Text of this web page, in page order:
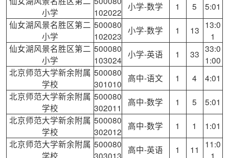
小学
102022
小学-数学 1 5
5:01
仙女湖风景名胜区第二
小学
500080
102023
小学-数学 1 13 13:0
1
仙女湖风景名胜区第二
小学
500080
103024
小学-英语 1 33 33:0
1:00
北京师范大学新余附属
学校
500080
301010
高中-语文 1 4
4:01
北京师范大学新余附属
学校
500080
302011
高中-数学 1 5
5:01
北京师范大学新余附属
学校
500080
302012
高中-数学 1 1
1:01
北京师范大学新余附属
学校
500080
303013
高中-英语 1 11
11:0
1